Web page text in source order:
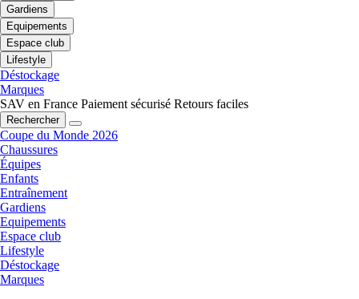
Gardiens
Equipements
Espace club
Lifestyle
Déstockage
Marques
SAV en France Paiement sécurisé Retours faciles
Rechercher
Coupe du Monde 2026
Chaussures
Équipes
Enfants
Entraînement
Gardiens
Equipements
Espace club
Lifestyle
Déstockage
Marques